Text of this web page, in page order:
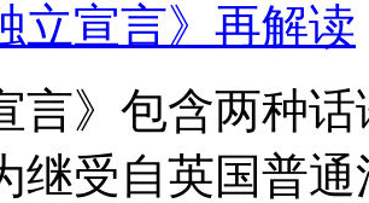
宣言》再解读
言》包含两种
继受自英国普